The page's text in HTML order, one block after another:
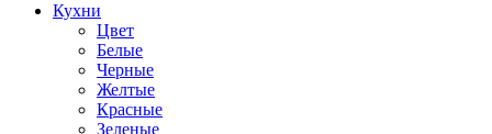
Кухни
Цвет
Белые
Черные
Желтые
Красные
Зеленые